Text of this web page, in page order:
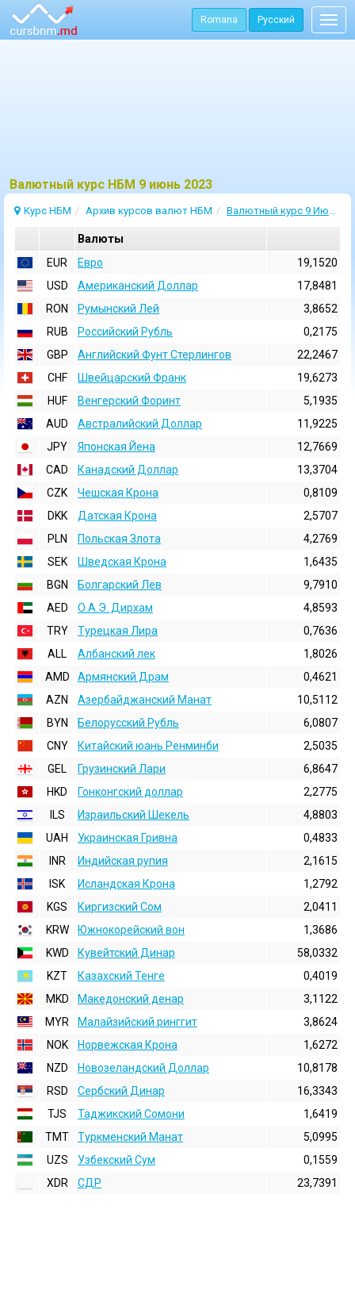
Romana Русский
Bалютный курс НБМ 9 июнь 2023
Курс НБМ Архив курсов валют НБМ Валютный курс 9 Июнь 2023
Валюты
EUR
Евро
19,1520
USD
Aмериканский Доллар
17,8481
RON
Румынский Лей
3,8652
RUB
Российский Рубль
0,2175
GBP
Английский Фунт Стерлингов
22,2467
CHF
Швейцарский Франк
19,6273
HUF
Венгерский Форинт
5,1935
AUD
Австралийский Доллар
11,9225
JPY
Японская Йена
12,7669
CAD
Канадский Доллар
13,3704
CZK
Чешская Крона
0,8109
DKK
Датская Крона
2,5707
PLN
Польская Злота
4,2769
SEK
Шведская Крона
1,6435
BGN
Болгарский Лев
9,7910
AED
О.А.Э. Дирхам
4,8593
TRY
Турецкая Лира
0,7636
ALL
Албанский лек
1,8026
AMD
Армянский Драм
0,4621
AZN
Азербайджанский Манат
10,5112
BYN
Белорусский Рубль
6,0807
CNY
Китайский юань Ренминби
2,5035
GEL
Грузинский Лари
6,8647
HKD
Гонконгский доллаp
2,2775
ILS
Израильский Шекель
4,8803
UAH
Украинская Гривна
0,4833
INR
Индийская pупия
2,1615
ISK
Исландская Крона
1,2792
KGS
Киргизский Сом
2,0411
KRW
Южнокорейский вон
1,3686
KWD
Кувейтский Динар
58,0332
KZT
Казахский Тенге
0,4019
MKD
Македонский денар
3,1122
MYR
Малайзийский ринггит
3,8624
NOK
Норвежская Крона
1,6272
NZD
Новозеландский Доллар
10,8178
RSD
Сербский Динар
16,3343
TJS
Таджикский Сомони
1,6419
TMT
Туркменский Манат
5,0995
UZS
Узбекский Сум
0,1559
XDR
СДР 23,7391